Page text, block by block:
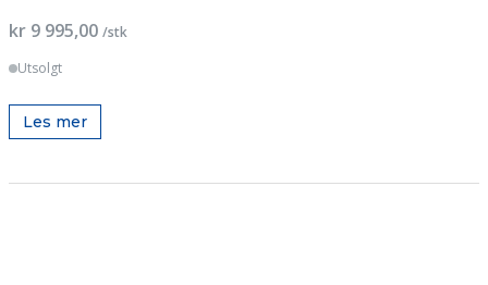
kr 9 995,00 /stk
Utsolgt
Les mer